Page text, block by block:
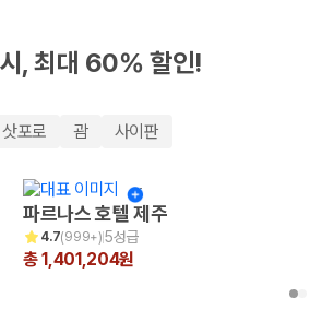
, 최대 60% 할인!
삿포로 괌 사이판
파르나스 호텔 제주
4.7(999+)5성급
총 1,401,204원